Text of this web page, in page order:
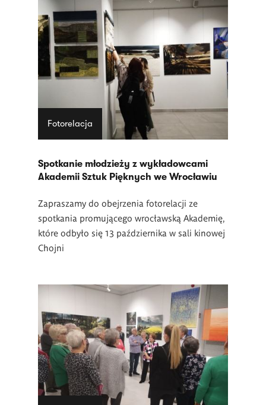
Fotorelacja
Spotkanie młodzieży z wykładowcami
Akademii Sztuk Pięknych we Wrocławiu
Zapraszamy do obejrzenia fotorelacji ze
spotkania promującego wrocławską Akademię,
które odbyło się 13 października w sali kinowej
Chojni